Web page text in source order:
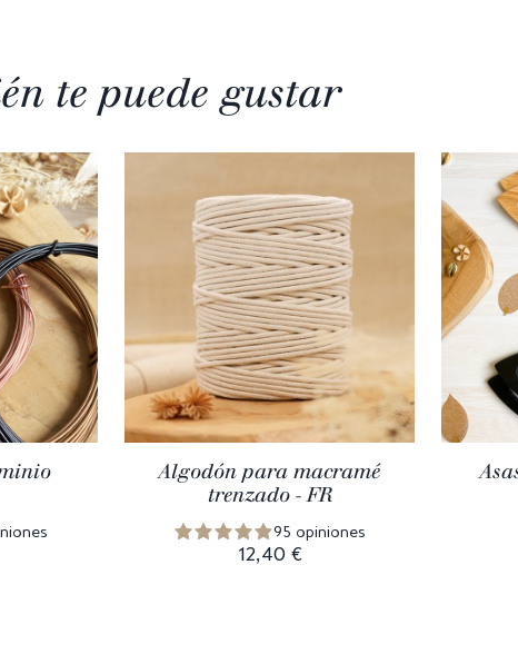
te puede gustar
Algodón para macramé
trenzado - FR
95 opiniones
12,40 €